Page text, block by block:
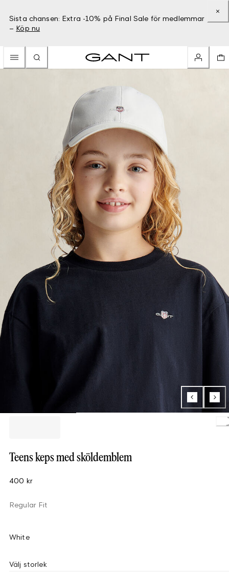
Sista chansen: Extra -10% på Final Sale för medlemmar
– Köp nu
Teens keps med sköldemblem
400 kr
Regular Fit
White
Välj storlek